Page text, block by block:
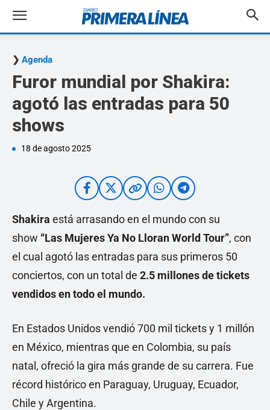
Agenda
Furor mundial por Shakira:
agotó las entradas para 50
shows
18 de agosto 2025
Shakira está arrasando en el mundo con su
show “Las Mujeres Ya No Lloran World Tour”, con
el cual agotó las entradas para sus primeros 50
conciertos, con un total de 2.5 millones de tickets
vendidos en todo el mundo.
En Estados Unidos vendió 700 mil tickets y 1 millón
en México, mientras que en Colombia, su país
natal, ofreció la gira más grande de su carrera. Fue
récord histórico en Paraguay, Uruguay, Ecuador,
Chile y Argentina.